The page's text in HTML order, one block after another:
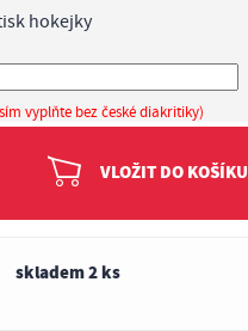
hokejky
vyplňte bez české diakritiky)
VLOŽIT DO KOŠÍKU
skladem 2 ks